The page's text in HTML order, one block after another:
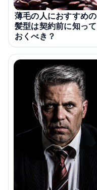
薄毛の人におすすめの
髪型は契約前に知って
おくべき？